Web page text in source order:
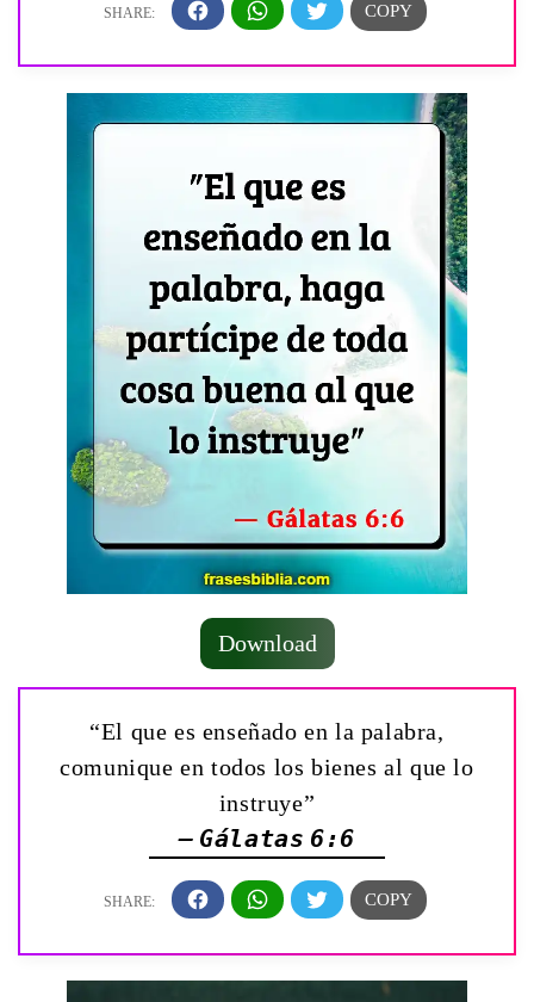
Download
“El que es enseñado en la palabra,
comunique en todos los bienes al que lo
instruye”
— Gálatas 6:6